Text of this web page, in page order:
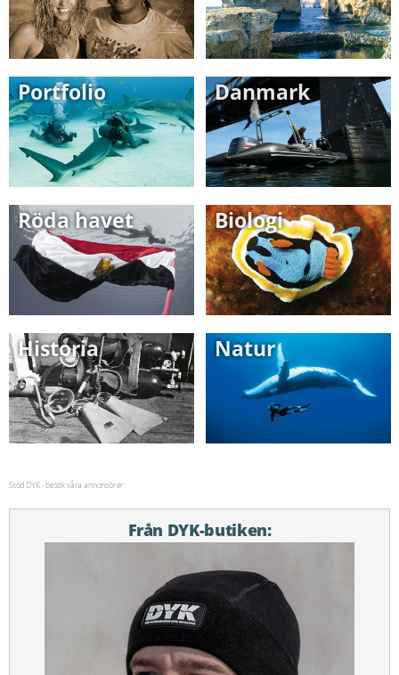
Portfolio Danmark
Röda havet Biologi
Historia Natur
Stöd DYK - besök våra annonsörer:
Från DYK-butiken: